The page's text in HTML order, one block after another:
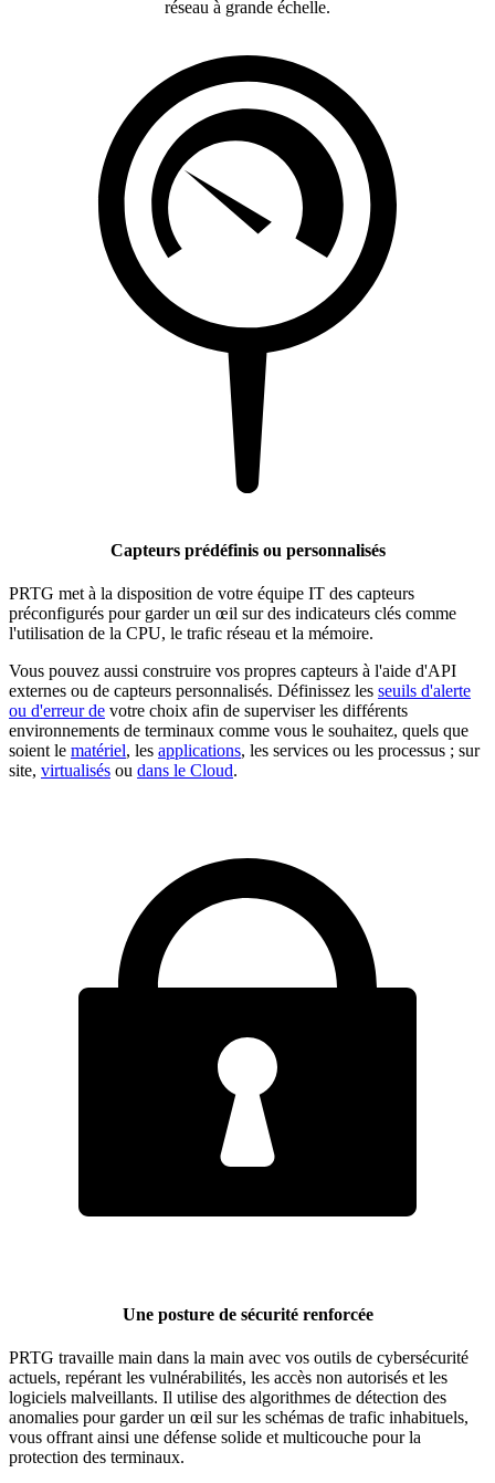
réseau à grande échelle.
Capteurs prédéfinis ou personnalisés
PRTG met à la disposition de votre équipe IT des capteurs
préconfigurés pour garder un œil sur des indicateurs clés comme
l'utilisation de la CPU, le trafic réseau et la mémoire.
Vous pouvez aussi construire vos propres capteurs à l'aide d'API
externes ou de capteurs personnalisés. Définissez les seuils d'alerte
ou d'erreur de votre choix afin de superviser les différents
environnements de terminaux comme vous le souhaitez, quels que
soient le matériel, les applications, les services ou les processus ; sur
site, virtualisés ou dans le Cloud.
Une posture de sécurité renforcée
PRTG travaille main dans la main avec vos outils de cybersécurité
actuels, repérant les vulnérabilités, les accès non autorisés et les
logiciels malveillants. Il utilise des algorithmes de détection des
anomalies pour garder un œil sur les schémas de trafic inhabituels,
vous offrant ainsi une défense solide et multicouche pour la
protection des terminaux.